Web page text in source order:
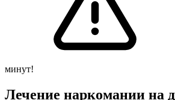
минут!
Лечение наркомании на